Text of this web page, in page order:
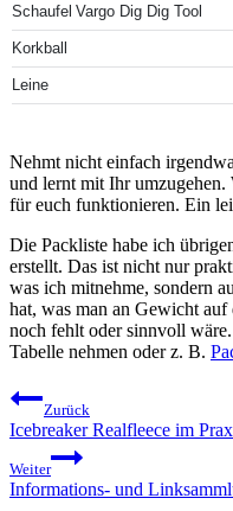
Schaufel Vargo Dig Dig Tool
Korkball
Leine
Nehmt nicht einfach
und lernt mit Ihr
für euch funktionieren. Ein
Die Packliste habe ich
erstellt. Das ist nicht nur
was ich mitnehme, sondern
hat, was man an Gewicht
noch fehlt oder sinnvoll
Tabelle nehmen oder z. B.
Beitragsnavigation
Zurück
Icebreaker Realfleece im
Weiter
Informations- und